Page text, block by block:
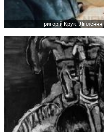
Григорій Крук: